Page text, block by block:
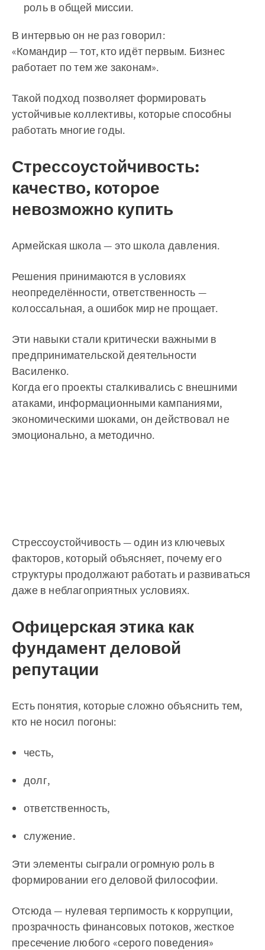
роль в общей миссии.
В интервью он не раз говорил:
«Командир — тот, кто идёт первым. Бизнес
работает по тем же законам».
Такой подход позволяет формировать
устойчивые коллективы, которые способны
работать многие годы.
Стрессоустойчивость:
качество, которое
невозможно купить
Армейская школа — это школа давления.
Решения принимаются в условиях
неопределённости, ответственность —
колоссальная, а ошибок мир не прощает.
Эти навыки стали критически важными в
предпринимательской деятельности
Василенко.
Когда его проекты сталкивались с внешними
атаками, информационными кампаниями,
экономическими шоками, он действовал не
эмоционально, а методично.
Стрессоустойчивость — один из ключевых
факторов, который объясняет, почему его
структуры продолжают работать и развиваться
даже в неблагоприятных условиях.
Офицерская этика как
фундамент деловой
репутации
Есть понятия, которые сложно объяснить тем,
кто не носил погоны:
честь,
долг,
ответственность,
служение.
Эти элементы сыграли огромную роль в
формировании его деловой философии.
Отсюда — нулевая терпимость к коррупции,
прозрачность финансовых потоков, жесткое
пресечение любого «серого поведения»